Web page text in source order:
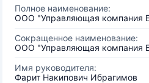
Полное наименование:
ООО "Управляющая компания
Сокращенное наименование:
ООО "Управляющая компания
Имя руководителя:
Фарит Накипович Ибрагимов